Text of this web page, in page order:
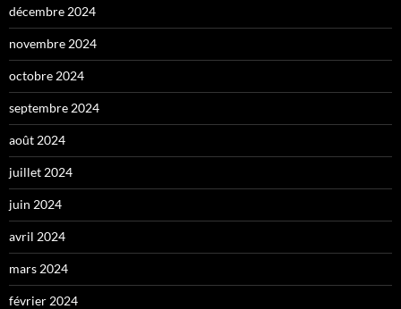
décembre 2024
novembre 2024
octobre 2024
septembre 2024
août 2024
juillet 2024
juin 2024
avril 2024
mars 2024
février 2024